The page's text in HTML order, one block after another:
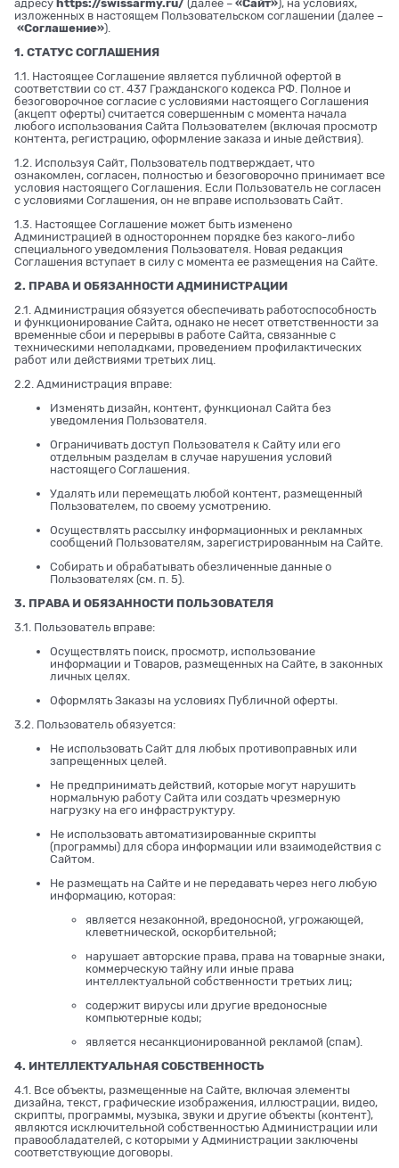
адресу https://swissarmy.ru/ (далее – «Сайт»), на условиях,
изложенных в настоящем Пользовательском соглашении (далее –
«Соглашение»).
1. СТАТУС СОГЛАШЕНИЯ
1.1. Настоящее Соглашение является публичной офертой в
соответствии со ст. 437 Гражданского кодекса РФ. Полное и
безоговорочное согласие с условиями настоящего Соглашения
(акцепт оферты) считается совершенным с момента начала
любого использования Сайта Пользователем (включая просмотр
контента, регистрацию, оформление заказа и иные действия).
1.2. Используя Сайт, Пользователь подтверждает, что
ознакомлен, согласен, полностью и безоговорочно принимает все
условия настоящего Соглашения. Если Пользователь не согласен
с условиями Соглашения, он не вправе использовать Сайт.
1.3. Настоящее Соглашение может быть изменено
Администрацией в одностороннем порядке без какого-либо
специального уведомления Пользователя. Новая редакция
Соглашения вступает в силу с момента ее размещения на Сайте.
2. ПРАВА И ОБЯЗАННОСТИ АДМИНИСТРАЦИИ
2.1. Администрация обязуется обеспечивать работоспособность
и функционирование Сайта, однако не несет ответственности за
временные сбои и перерывы в работе Сайта, связанные с
техническими неполадками, проведением профилактических
работ или действиями третьих лиц.
2.2. Администрация вправе:
Изменять дизайн, контент, функционал Сайта без
уведомления Пользователя.
Ограничивать доступ Пользователя к Сайту или его
отдельным разделам в случае нарушения условий
настоящего Соглашения.
Удалять или перемещать любой контент, размещенный
Пользователем, по своему усмотрению.
Осуществлять рассылку информационных и рекламных
сообщений Пользователям, зарегистрированным на Сайте.
Собирать и обрабатывать обезличенные данные о
Пользователях (см. п. 5).
3. ПРАВА И ОБЯЗАННОСТИ ПОЛЬЗОВАТЕЛЯ
3.1. Пользователь вправе:
Осуществлять поиск, просмотр, использование
информации и Товаров, размещенных на Сайте, в законных
личных целях.
Оформлять Заказы на условиях Публичной оферты.
3.2. Пользователь обязуется:
Не использовать Сайт для любых противоправных или
запрещенных целей.
Не предпринимать действий, которые могут нарушить
нормальную работу Сайта или создать чрезмерную
нагрузку на его инфраструктуру.
Не использовать автоматизированные скрипты
(программы) для сбора информации или взаимодействия с
Сайтом.
Не размещать на Сайте и не передавать через него любую
информацию, которая:
является незаконной, вредоносной, угрожающей,
клеветнической, оскорбительной;
нарушает авторские права, права на товарные знаки,
коммерческую тайну или иные права
интеллектуальной собственности третьих лиц;
содержит вирусы или другие вредоносные
компьютерные коды;
является несанкционированной рекламой (спам).
4. ИНТЕЛЛЕКТУАЛЬНАЯ СОБСТВЕННОСТЬ
4.1. Все объекты, размещенные на Сайте, включая элементы
дизайна, текст, графические изображения, иллюстрации, видео,
скрипты, программы, музыка, звуки и другие объекты (контент),
являются исключительной собственностью Администрации или
правообладателей, с которыми у Администрации заключены
соответствующие договоры.